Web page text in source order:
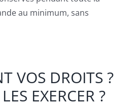
au minimum, sans
VOS DROITS ?
EXERCER ?